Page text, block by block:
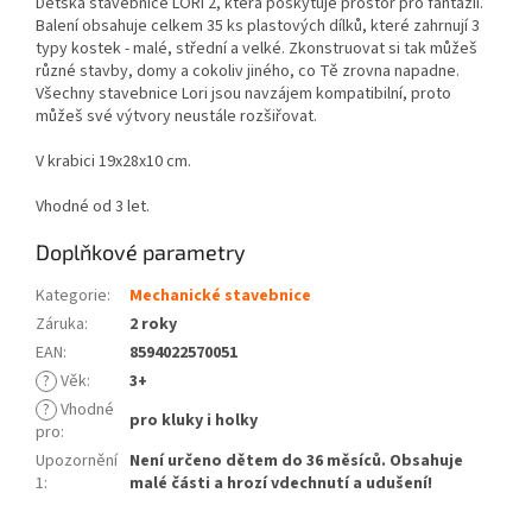
Balení obsahuje celkem 35 ks plastových dílků, které zahrnují 3
typy kostek - malé, střední a velké. Zkonstruovat si tak můžeš
různé stavby, domy a cokoliv jiného, co Tě zrovna napadne.
Všechny stavebnice Lori jsou navzájem kompatibilní, proto
můžeš své výtvory neustále rozšiřovat.
V krabici 19x28x10 cm.
Vhodné od 3 let.
Doplňkové parametry
Kategorie:
Mechanické stavebnice
Záruka:
2 roky
EAN:
8594022570051
? Věk:
3+
? Vhodné
pro:
pro kluky i holky
Upozornění
1:
Není určeno dětem do 36 měsíců. Obsahuje
malé části a hrozí vdechnutí a udušení!